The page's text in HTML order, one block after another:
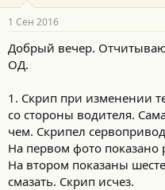
1 Сен 2016
Добрый вечер.
ОД.
1. Скрип при изменении
со стороны водителя.
чем. Скрипел
На первом фото показано
На втором показаны
смазать. Скрип исчез.